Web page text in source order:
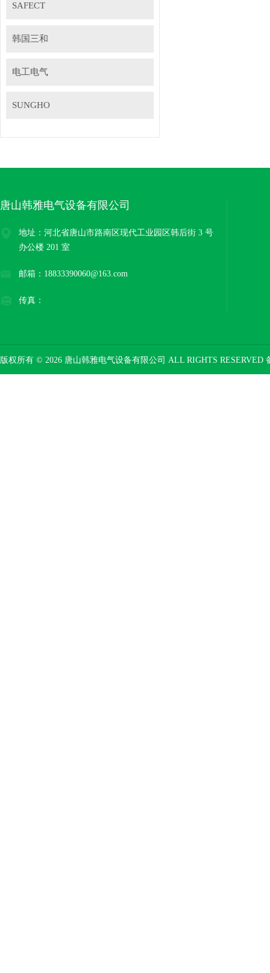
SAFECT
韩国三和
电工电气
SUNGHO
唐山韩雅电气设备有限公司
地址：河北省唐山市路南区现代工业园区韩后街 3 号
办公楼 201 室
邮箱：18833390060@163.com
传真：
版权所有 © 2026 唐山韩雅电气设备有限公司 ALL RIGHTS RESERVED